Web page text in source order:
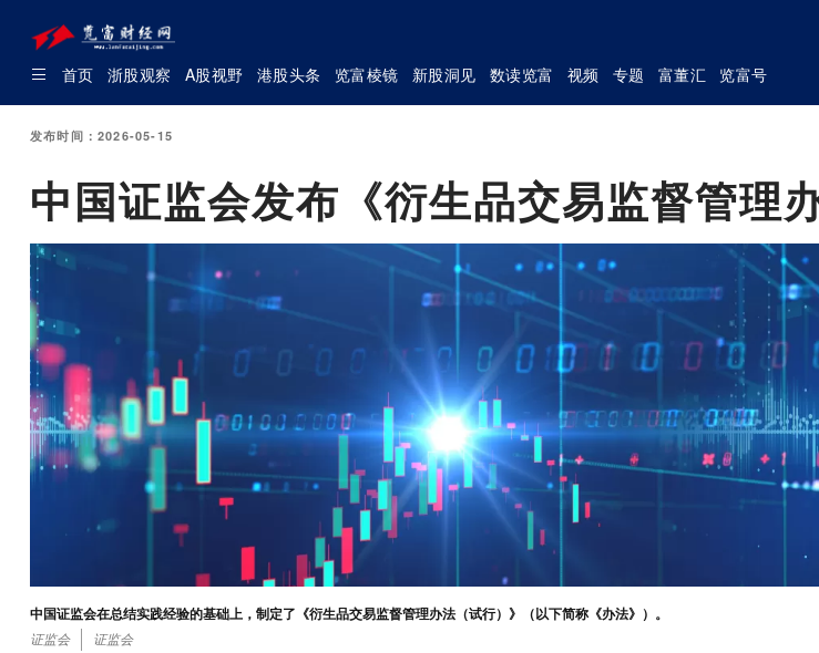
首页 浙股观察 A股视野 港股头条 览富棱镜 新股洞见 数读览富 视频 专题 富董汇 览富号
发布时间：2026-05-15
中国证监会发布《衍生品交易监督管理
中国证监会在总结实践经验的基础上，制定了《衍生品交易监督管理办法（试行）》（以下简称《办法》）。
证监会 证监会